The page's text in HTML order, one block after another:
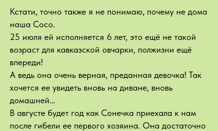
Кстати, точно также я не понимаю, почему не дома
наша Сосо.
25 июля ей исполняется 6 лет, это ещё не такой
возраст для кавказской овчарки, полжизни ещё
впереди!
А ведь она очень верная, преданная девочка! Так
хочется ее увидеть вновь на диване, вновь
домашней…
В августе будет год как Сонечка приехала к нам
после гибели ее первого хозяина. Она достаточно